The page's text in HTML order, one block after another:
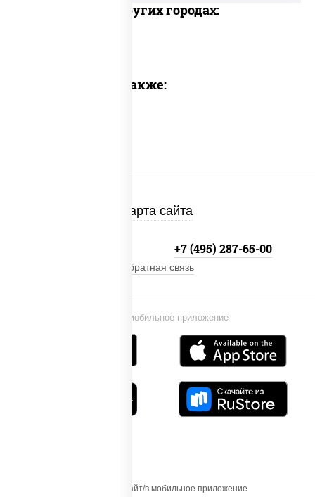
Доставка в других городах:
Предлагаем также:
Карта сайта
Установи мобильное приложение
+7 (495) 287-65-00
Обратная связь
Осуществляя вход на этот Сайт/в мобильное приложение